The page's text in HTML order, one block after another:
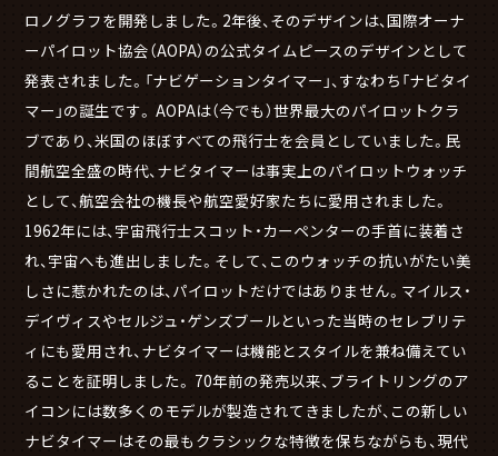
ロノグラフを開発しました。2年後、そのデザインは、国際オーナ
ーパイロット協会（AOPA）の公式タイムピースのデザインとして
発表されました。「ナビゲーションタイマー」、すなわち「ナビタイ
マー」の誕生です。 AOPAは（今でも）世界最大のパイロットクラ
ブであり、米国のほぼすべての飛行士を会員としていました。民
間航空全盛の時代、ナビタイマーは事実上のパイロットウォッチ
として、航空会社の機長や航空愛好家たちに愛用されました。
1962年には、宇宙飛行士スコット・カーペンターの手首に装着さ
れ、宇宙へも進出しました。そして、このウォッチの抗いがたい美
しさに惹かれたのは、パイロットだけではありません。マイルス・
デイヴィスやセルジュ・ゲンズブールといった当時のセレブリテ
ィにも愛用され、ナビタイマーは機能とスタイルを兼ね備えてい
ることを証明しました。 70年前の発売以来、ブライトリングのア
イコンには数多くのモデルが製造されてきましたが、この新しい
ナビタイマーはその最もクラシックな特徴を保ちながらも、現代